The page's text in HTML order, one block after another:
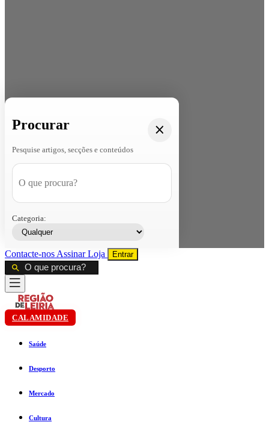
Procurar
Pesquise artigos, secções e conteúdos
Categoria:
Contacte-nos AssinarLoja Entrar
CALAMIDADE
Saúde
Desporto
Mercado
Cultura